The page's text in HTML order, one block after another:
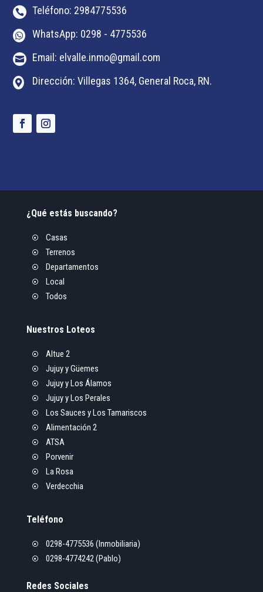
 Teléfono: 2984775536
 WhatsApp: 0298 - 4775536
 Email: elvalle.inmo@gmail.com
 Dirección: Villegas 1364, General Roca, RN.
¿Qué estás buscando?
 Casas
 Terrenos
 Departamentos
 Local
 Todos
Nuestros Loteos
 Altue 2
 Jujuy y Güemes
 Jujuy y Los Álamos
 Jujuy y Los Perales
 Los Sauces y Los Tamariscos
 Alimentación 2
 ATSA
 Porvenir
 La Rosa
 Verdecchia
Teléfono
 0298-4775536 (Inmobiliaria)
 0298-4774242 (Pablo)
Redes Sociales